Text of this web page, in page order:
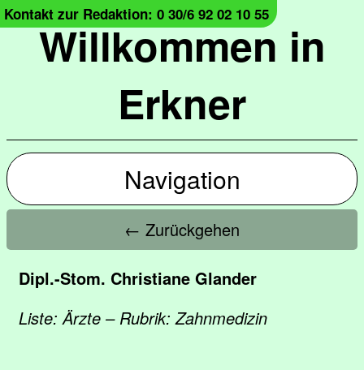
Willkommen in
Erkner
Kontakt zur Redaktion: 0 30/6 92 02 10 55
Navigation
← Zurückgehen
Dipl.-Stom. Christiane Glander
Liste: Ärzte – Rubrik: Zahnmedizin